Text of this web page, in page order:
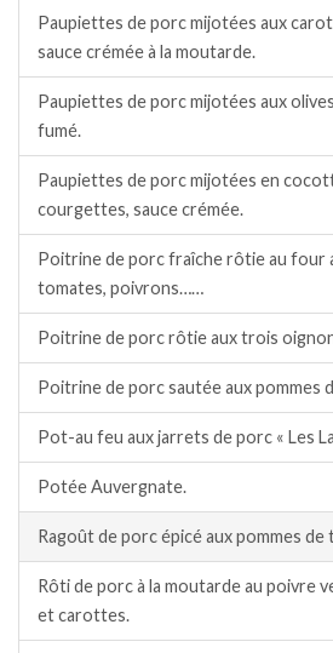
Paupiettes de porc mijotées aux
sauce crémée à la moutarde.
Paupiettes de porc mijotées aux
fumé.
Paupiettes de porc mijotées en
courgettes, sauce crémée.
Poitrine de porc fraîche rôtie au four
tomates, poivrons……
Poitrine de porc rôtie aux trois
Poitrine de porc sautée aux pommes
Pot-au feu aux jarrets de porc « Les
Potée Auvergnate.
Ragoût de porc épicé aux pommes
Rôti de porc à la moutarde au poivre
et carottes.